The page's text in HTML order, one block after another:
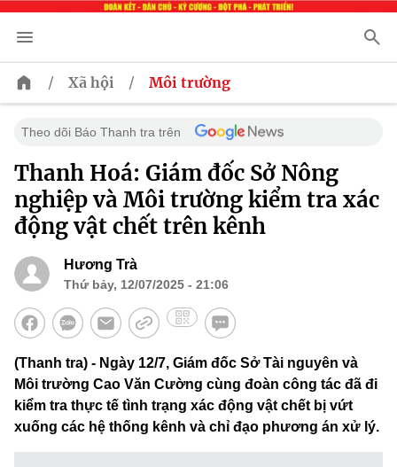
/ Xã hội / Môi trường
Theo dõi Báo Thanh tra trên
Thanh Hoá: Giám đốc Sở Nông
nghiệp và Môi trường kiểm tra xác
động vật chết trên kênh
Hương Trà
Thứ bảy, 12/07/2025 - 21:06
(Thanh tra) - Ngày 12/7, Giám đốc Sở Tài nguyên và
Môi trường Cao Văn Cường cùng đoàn công tác đã đi
kiểm tra thực tế tình trạng xác động vật chết bị vứt
xuống các hệ thống kênh và chỉ đạo phương án xử lý.